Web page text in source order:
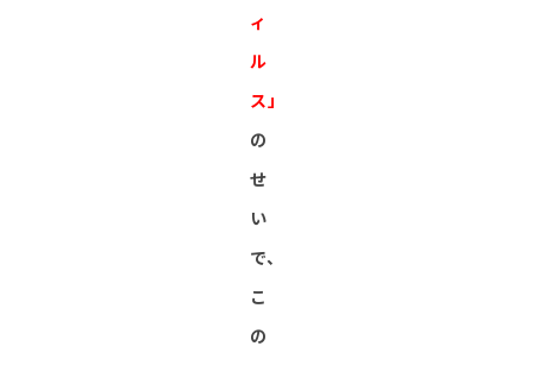
ィ
ル
ス」
の
せ
い
で、
こ
の